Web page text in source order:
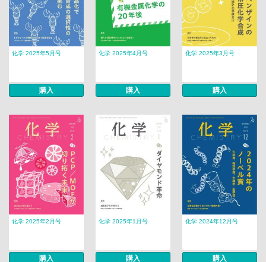
化学 2025年5月号
購入
化学 2025年4月号
購入
化学 2025年3月号
購入
化学 2025年2月号
購入
化学 2025年1月号
購入
化学 2024年12月号
購入